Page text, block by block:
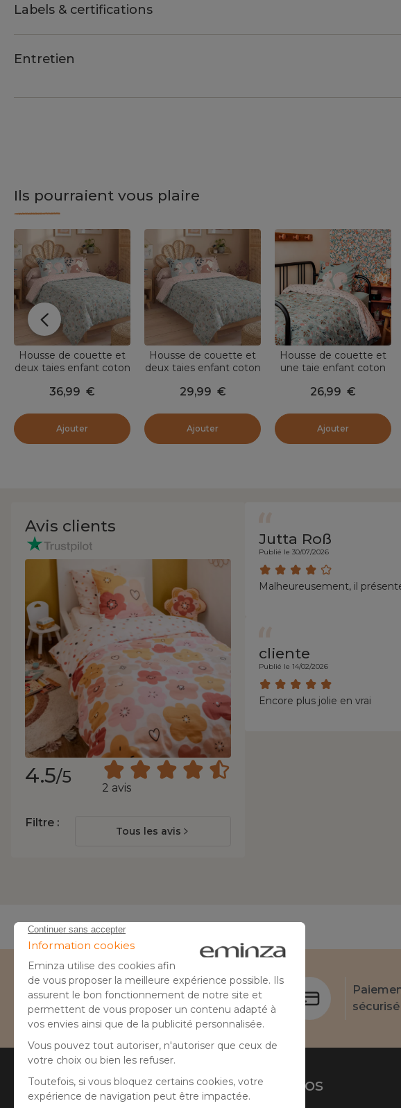
Labels & certifications
Entretien
Ils pourraient vous plaire
Housse de couette et
deux taies enfant coton
Multicolore
36,99 €
Ajouter
Housse de couette et
deux taies enfant coton
Multicolore
29,99 €
Ajouter
Housse de couette et
une taie enfant coton
Multicolore
26,99 €
Ajouter
Avis clients
4.5/5
2 avis
Filtre :
Tous les avis
Jutta Roß
Publié le 30/07/2026
Malheureusement, il
cliente
Publié le 14/02/2026
Encore plus jolie en vrai
Besoin d'aide ?
04 50 65 10 12
sécurisé
Aide A propos